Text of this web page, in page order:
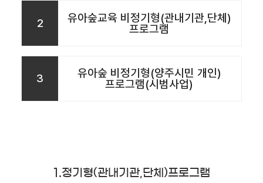
2
유아숲교육 비정기형(관내기관,단체)
프로그램
3
유아숲 비정기형(양주시민 개인)
프로그램(시범사업)
1.정기형(관내기관,단체)프로그램